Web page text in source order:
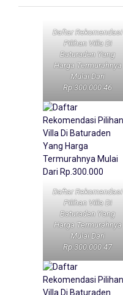
Daftar Rekomendasi
Pilihan Villa Di
Baturaden Yang
Harga Termurahnya
Mulai Dari
Rp.300.000 46
Daftar Rekomendasi
Pilihan Villa Di
Baturaden Yang
Harga Termurahnya
Mulai Dari
Rp.300.000 47